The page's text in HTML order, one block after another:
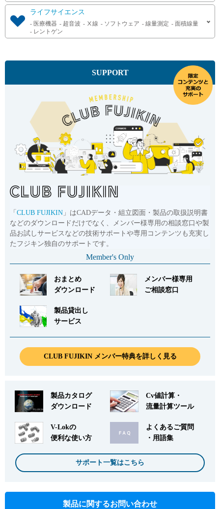
ライフサイエンス
医療機器 超音波 Ⅹ線 ソフトウェア 線量測定
面積線量
レントゲン
SUPPORT
「 CLUB FUJIKIN 」はCADデータ・組立図面・製品の取扱説明書
などのダウンロードだけでなく、メンバー様専用の相談窓口や製
品お試しサービスなどの技術サポートや専用コンテンツも充実し
たフジキン独自のサポートです。
Member's Only
おまとめ
ダウンロード
メンバー様専用
ご相談窓口
製品貸出し
サービス
CLUB FUJIKIN メンバー特典を詳しく見る
製品カタログ
ダウンロード
Cv値計算・
流量計算ツール
V-Lokの
便利な使い方
よくあるご質問
・用語集
サポート一覧はこちら
製品に関するお問い合わせ